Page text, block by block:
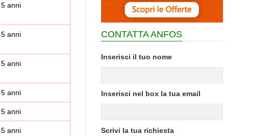
5 anni
5 anni
5 anni
5 anni
5 anni
5 anni
CONTATTA ANFOS
Inserisci il tuo nome
Inserisci nel box la tua email
Scrivi la tua richiesta